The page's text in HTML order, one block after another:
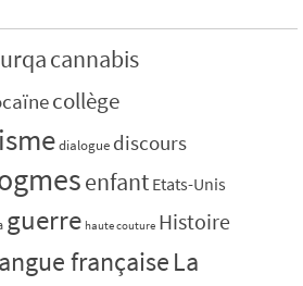
cannabis
collège
dialogue discours
enfant Etats-Unis
guerre haute couture Histoire
française La